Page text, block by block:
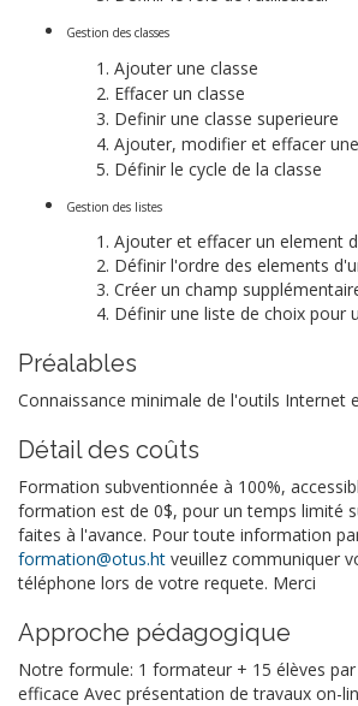
Gestion des classes
Ajouter une classe
Effacer un classe
Definir une classe superieure
Ajouter, modifier et effacer
Définir le cycle de la classe
Gestion des listes
Ajouter et effacer un element
Définir l'ordre des elements
Créer un champ
Définir une liste de choix pour
Préalables
Connaissance minimale de l'outils Internet
Détail des coûts
Formation subventionnée à 100%,
formation est de 0$, pour un temps limité
faites à l'avance. Pour toute information
formation@otus.ht veuillez communiquer
téléphone lors de votre requete. Merci
Approche pédagogique
Notre formule: 1 formateur + 15 élèves
efficace Avec présentation de travaux on-